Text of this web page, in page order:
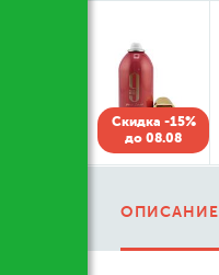
Скидка -15%
до 08.08
ОПИСАНИЕ